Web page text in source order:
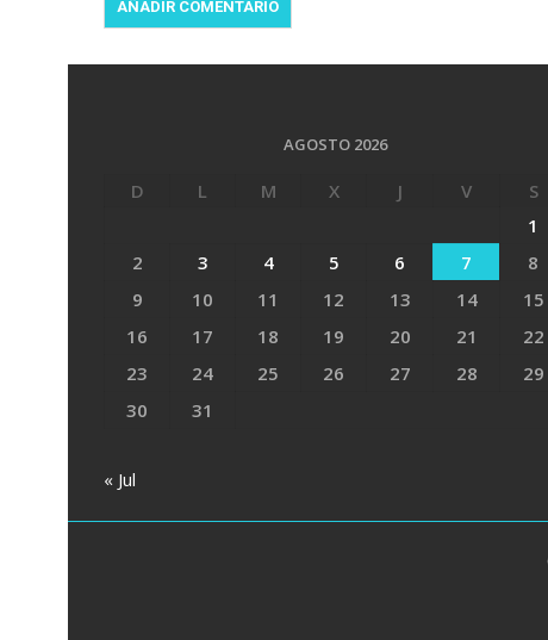
AGOSTO 2026
D L M X J V
S
1
2
3 4 5 6 7
8
9
10 11 12 13 14
15
16
17 18 19 20 21
22
23
24 25 26 27 28
29
30
31
« Jul